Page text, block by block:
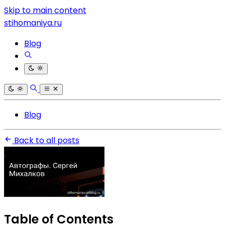
Skip to main content
stihomaniya.ru
Blog
Blog
Back to all posts
Table of Contents